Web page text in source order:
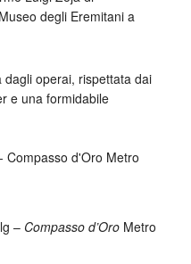
degli Eremitani a
operai, rispettata dai
e una formidabile
–Compasso d’OroMetro